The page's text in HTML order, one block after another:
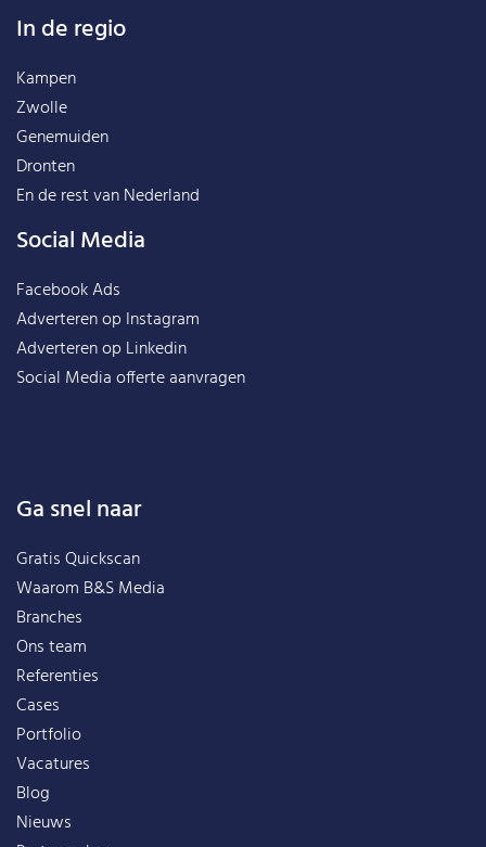
In de regio
Kampen
Zwolle
Genemuiden
Dronten
En de rest vanNederland
Social Media
Facebook Ads
Adverteren op Instagram
Adverteren op Linkedin
Social Media offerte aanvragen
Ga snel naar
Gratis Quickscan
Waarom B&S Media
Branches
Ons team
Referenties
Cases
Portfolio
Vacatures
Blog
Nieuws